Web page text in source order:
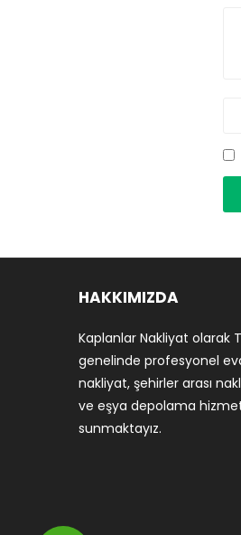
HAKKIMIZDA
Kaplanlar Nakliyat olarak
genelinde profesyonel
nakliyat, şehirler arası
ve eşya depolama
sunmaktayız.